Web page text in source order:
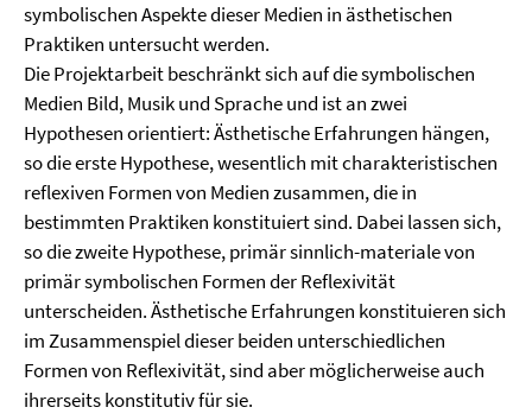
symbolischen Aspekte dieser Medien in ästhetischen
Praktiken untersucht werden.
Die Projektarbeit beschränkt sich auf die symbolischen
Medien Bild, Musik und Sprache und ist an zwei
Hypothesen orientiert: Ästhetische Erfahrungen hängen,
so die erste Hypothese, wesentlich mit charakteristischen
reflexiven Formen von Medien zusammen, die in
bestimmten Praktiken konstituiert sind. Dabei lassen sich,
so die zweite Hypothese, primär sinnlich-materiale von
primär symbolischen Formen der Reflexivität
unterscheiden. Ästhetische Erfahrungen konstituieren sich
im Zusammenspiel dieser beiden unterschiedlichen
Formen von Reflexivität, sind aber möglicherweise auch
ihrerseits konstitutiv für sie.